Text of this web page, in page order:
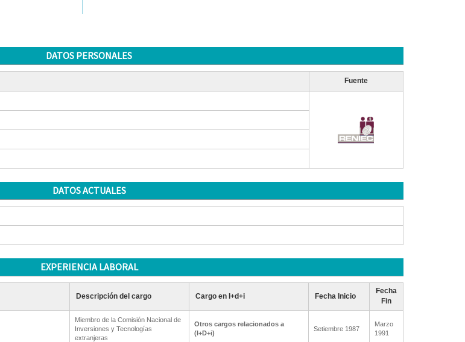
DATOS PERSONALES
Fuente
DATOS ACTUALES
EXPERIENCIA LABORAL
Descripción del cargo Cargo en I+d+i Fecha Inicio
Fecha
Fin
Miembro de la Comisión Nacional de
Inversiones y Tecnologías
extranjeras
Otros cargos relacionados a
(I+D+i)
Setiembre 1987
Marzo
1991